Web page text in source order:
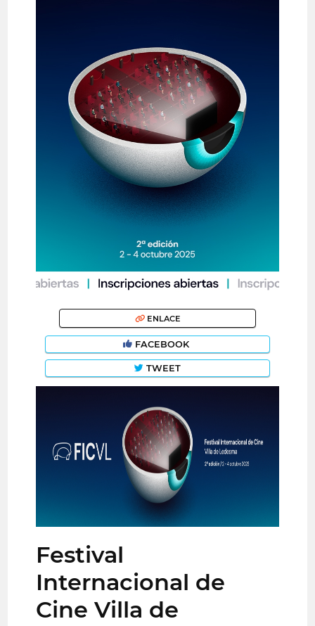
ENLACE
FACEBOOK
TWEET
Festival
Internacional de
Cine Villa de